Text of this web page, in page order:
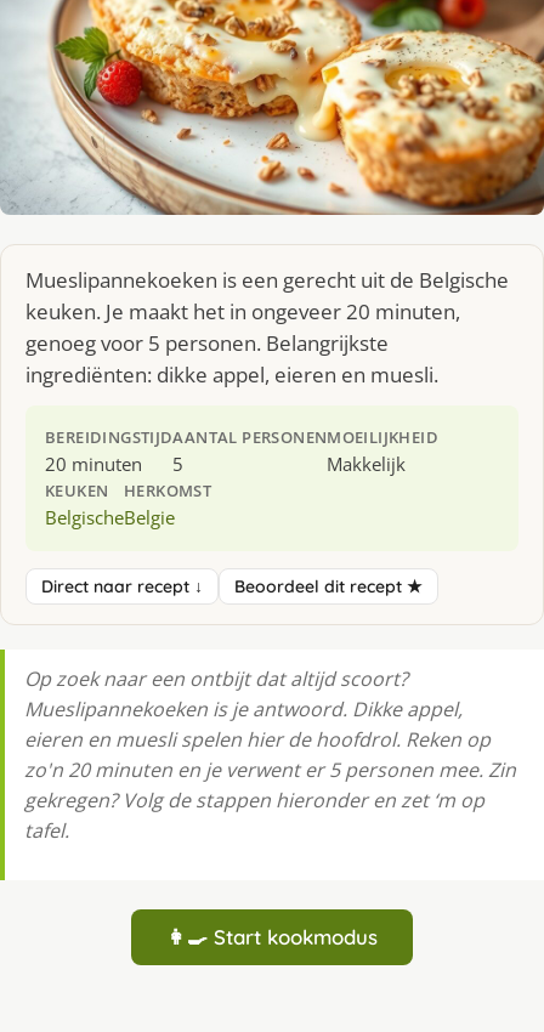
Mueslipannekoeken is een gerecht uit de Belgische
keuken. Je maakt het in ongeveer 20 minuten,
genoeg voor 5 personen. Belangrijkste
ingrediënten: dikke appel, eieren en muesli.
BEREIDINGSTIJD
20 minuten
AANTAL PERSONEN
5
MOEILIJKHEID
Makkelijk
KEUKEN
Belgische
HERKOMST
Belgie
Direct naar recept ↓ Beoordeel dit recept ★
Op zoek naar een ontbijt dat altijd scoort?
Mueslipannekoeken is je antwoord. Dikke appel,
eieren en muesli spelen hier de hoofdrol. Reken op
zo'n 20 minuten en je verwent er 5 personen mee. Zin
gekregen? Volg de stappen hieronder en zet ‘m op
tafel.
👩‍🍳 Start kookmodus